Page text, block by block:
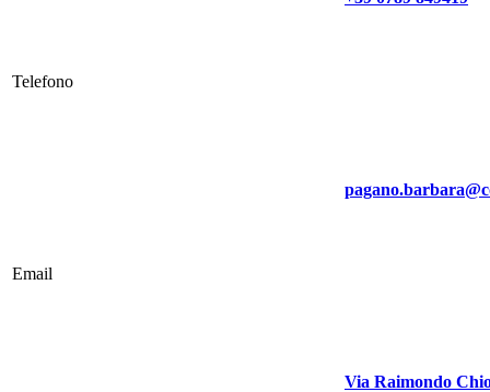
Telefono
Email
Via Raimondo